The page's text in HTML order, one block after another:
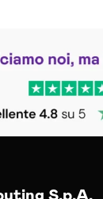
S.p.A.